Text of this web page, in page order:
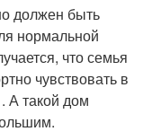
должен быть
нормальной
что семья
чувствовать в
А такой дом